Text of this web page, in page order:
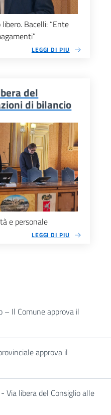
Bacelli: “Ente
LEGGI DI PIU
del
di bilancio
e personale
LEGGI DI PIU
– Il Comune approva il
approva il
Via libera del Consiglio alle